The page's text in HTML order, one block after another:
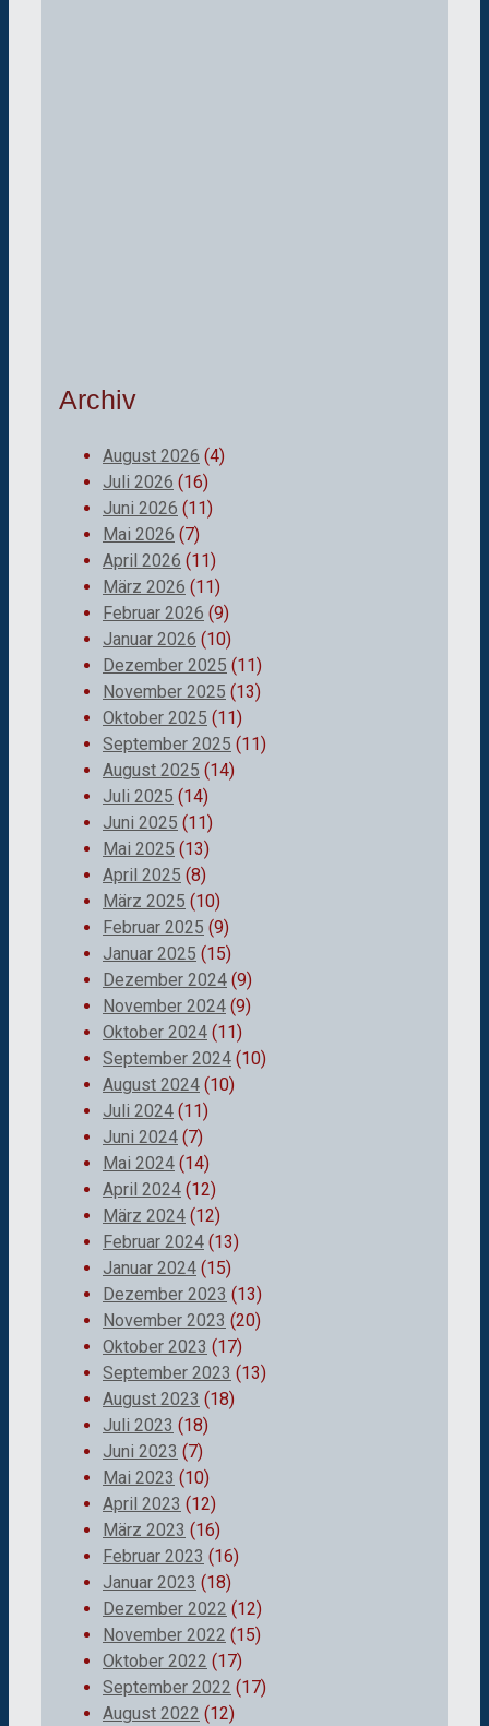
Archiv
August 2026 (4)
Juli 2026 (16)
Juni 2026 (11)
Mai 2026 (7)
April 2026 (11)
März 2026 (11)
Februar 2026 (9)
Januar 2026 (10)
Dezember 2025 (11)
November 2025 (13)
Oktober 2025 (11)
September 2025 (11)
August 2025 (14)
Juli 2025 (14)
Juni 2025 (11)
Mai 2025 (13)
April 2025 (8)
März 2025 (10)
Februar 2025 (9)
Januar 2025 (15)
Dezember 2024 (9)
November 2024 (9)
Oktober 2024 (11)
September 2024 (10)
August 2024 (10)
Juli 2024 (11)
Juni 2024 (7)
Mai 2024 (14)
April 2024 (12)
März 2024 (12)
Februar 2024 (13)
Januar 2024 (15)
Dezember 2023 (13)
November 2023 (20)
Oktober 2023 (17)
September 2023 (13)
August 2023 (18)
Juli 2023 (18)
Juni 2023 (7)
Mai 2023 (10)
April 2023 (12)
März 2023 (16)
Februar 2023 (16)
Januar 2023 (18)
Dezember 2022 (12)
November 2022 (15)
Oktober 2022 (17)
September 2022 (17)
August 2022 (12)